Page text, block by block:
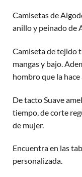
Camisetas de
anillo y peinado de
Camiseta de tejido
mangas y bajo.
hombro que la hace
De tacto Suave
tiempo, de corte
de mujer.
Encuentra en las
personalizada.